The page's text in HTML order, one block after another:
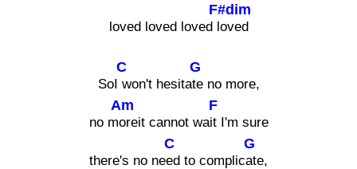
loved loved loved l
F#dim
oved
SoI
C
won't hesita
G
te no more,
no m
Am
oreit cannot wa
F
it I'm sure
there's no ne
C
ed to complic
G
ate,